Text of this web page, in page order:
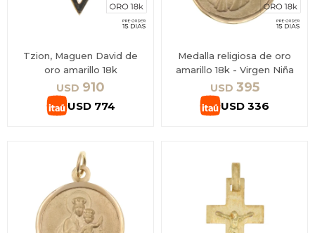
Tzion, Maguen David de
oro amarillo 18k
USD 910
USD 774
Medalla religiosa de oro
amarillo 18k - Virgen Niña
USD 395
USD 336